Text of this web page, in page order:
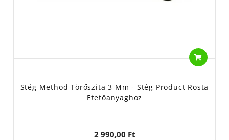
Stég Method Törőszita 3 Mm - Stég Product Rosta
Etetőanyaghoz
2 990,00 Ft